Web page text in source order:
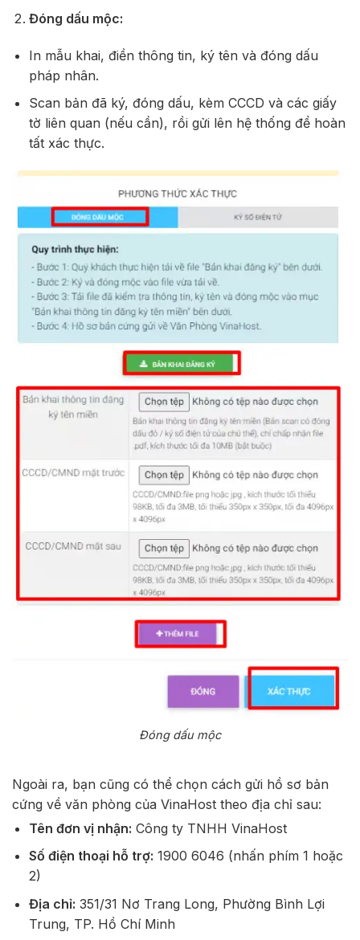
Đóng dấu mộc:
In mẫu khai, điền thông tin, ký tên và đóng dấu
pháp nhân.
Scan bản đã ký, đóng dấu, kèm CCCD và các giấy
tờ liên quan (nếu cần), rồi gửi lên hệ thống để hoàn
tất xác thực.
Đóng dấu mộc
Ngoài ra, bạn cũng có thể chọn cách gửi hồ sơ bản
cứng về văn phòng của VinaHost theo địa chỉ sau:
Tên đơn vị nhận: Công ty TNHH VinaHost
Số điện thoại hỗ trợ: 1900 6046 (nhấn phím 1 hoặc
2)
Địa chỉ: 351/31 Nơ Trang Long, Phường Bình Lợi
Trung, TP. Hồ Chí Minh